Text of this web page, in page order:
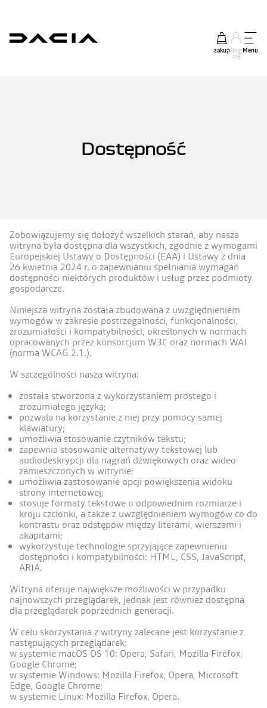
zakupZaloguj
się
Menu
Dostępność
Zobowiązujemy się dołożyć wszelkich starań, aby nasza
witryna była dostępna dla wszystkich, zgodnie z wymogami
Europejskiej Ustawy o Dostępności (EAA) i Ustawy z dnia
26 kwietnia 2024 r. o zapewnianiu spełniania wymagań
dostępności niektórych produktów i usług przez podmioty
gospodarcze.
Niniejsza witryna została zbudowana z uwzględnieniem
wymogów w zakresie postrzegalności, funkcjonalności,
zrozumiałości i kompatybilności, określonych w normach
opracowanych przez konsorcjum W3C oraz normach WAI
(norma WCAG 2.1.).
W szczególności nasza witryna:
została stworzona z wykorzystaniem prostego i
zrozumiałego języka;
pozwala na korzystanie z niej przy pomocy samej
klawiatury;
umożliwia stosowanie czytników tekstu;
zapewnia stosowanie alternatywy tekstowej lub
audiodeskrypcji dla nagrań dźwiękowych oraz wideo
zamieszczonych w witrynie;
umożliwia zastosowanie opcji powiększenia widoku
strony internetowej;
stosuje formaty tekstowe o odpowiednim rozmiarze i
kroju czcionki, a także z uwzględnieniem wymogów co do
kontrastu oraz odstępów między literami, wierszami i
akapitami;
wykorzystuje technologie sprzyjające zapewnieniu
dostępności i kompatybilności: HTML, CSS, JavaScript,
ARIA.
Witryna oferuje największe możliwości w przypadku
najnowszych przeglądarek, jednak jest również dostępna
dla przeglądarek poprzednich generacji.
W celu skorzystania z witryny zalecane jest korzystanie z
następujących przeglądarek:
w systemie macOS OS 10: Opera, Safari, Mozilla Firefox,
Google Chrome;
w systemie Windows: Mozilla Firefox, Opera, Microsoft
Edge, Google Chrome;
w systemie Linux: Mozilla Firefox, Opera.